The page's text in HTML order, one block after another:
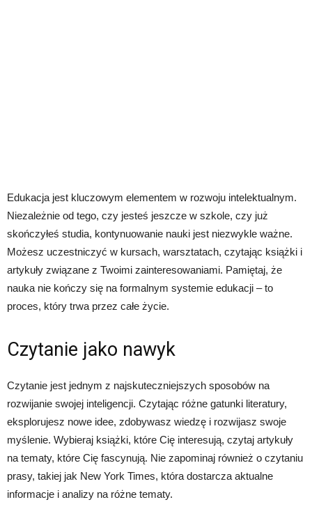
Edukacja jest kluczowym elementem w rozwoju intelektualnym.
Niezależnie od tego, czy jesteś jeszcze w szkole, czy już
skończyłeś studia, kontynuowanie nauki jest niezwykle ważne.
Możesz uczestniczyć w kursach, warsztatach, czytając książki i
artykuły związane z Twoimi zainteresowaniami. Pamiętaj, że
nauka nie kończy się na formalnym systemie edukacji – to
proces, który trwa przez całe życie.
Czytanie jako nawyk
Czytanie jest jednym z najskuteczniejszych sposobów na
rozwijanie swojej inteligencji. Czytając różne gatunki literatury,
eksplorujesz nowe idee, zdobywasz wiedzę i rozwijasz swoje
myślenie. Wybieraj książki, które Cię interesują, czytaj artykuły
na tematy, które Cię fascynują. Nie zapominaj również o czytaniu
prasy, takiej jak New York Times, która dostarcza aktualne
informacje i analizy na różne tematy.